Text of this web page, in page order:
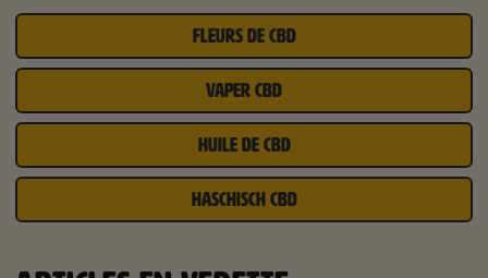
FLEURS DE CBD
VAPER CBD
HUILE DE CBD
HASCHISCH CBD